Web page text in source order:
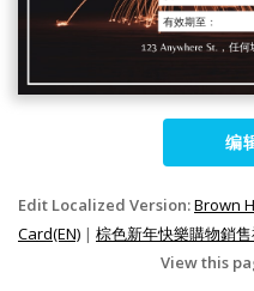
编
Edit Localized Version:Brown
Card(EN) | 棕色新年快樂購物銷
View this